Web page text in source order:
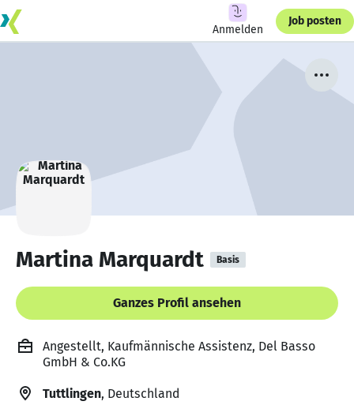
Anmelden
Job posten
Martina Marquardt Basis
Ganzes Profil ansehen
Angestellt, Kaufmännische Assistenz, Del Basso
GmbH & Co.KG
Tuttlingen, Deutschland